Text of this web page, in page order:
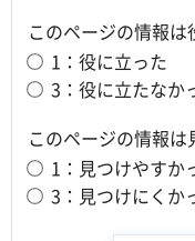
このページの情報は
1：役に立った
3：役に立たなか
このページの情報は
1：見つけやすか
3：見つけにくか